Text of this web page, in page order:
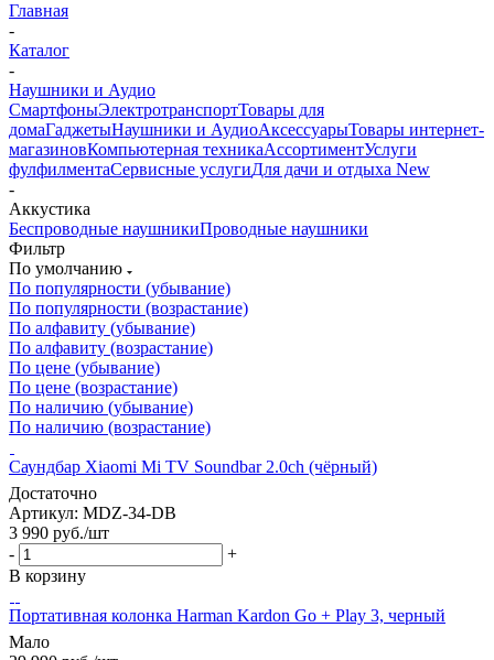
Главная
-
Каталог
-
Наушники и Аудио
СмартфоныЭлектротранспортТовары для
домаГаджетыНаушники и АудиоАксессуарыТовары интернет-
магазиновКомпьютерная техникаАссортиментУслуги
фулфилментаСервисные услугиДля дачи и отдыха New
-
Аккустика
Беспроводные наушникиПроводные наушники
Фильтр
По умолчанию
По популярности (убывание)
По популярности (возрастание)
По алфавиту (убывание)
По алфавиту (возрастание)
По цене (убывание)
По цене (возрастание)
По наличию (убывание)
По наличию (возрастание)
Саундбар Xiaomi Mi TV Soundbar 2.0ch (чёрный)
Достаточно
Артикул: MDZ-34-DB
3 990 руб./шт
-
+
В корзину
Портативная колонка Harman Kardon Go + Play 3, черный
Мало